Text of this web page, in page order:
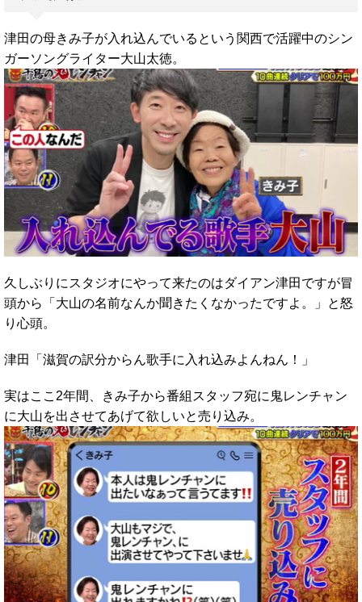
津田の母きみ子が入れ込んでいるという関西で活躍中のシン
ガーソングライター大山太徳。
久しぶりにスタジオにやって来たのはダイアン津田ですが冒
頭から「大山の名前なんか聞きたくなかったですよ。」と怒
り心頭。
津田「滋賀の訳分からん歌手に入れ込みよんねん！」
実はここ2年間、きみ子から番組スタッフ宛に鬼レンチャン
に大山を出させてあげて欲しいと売り込み。